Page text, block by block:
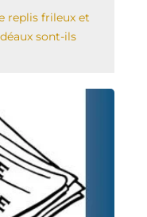
replis frileux et
sont-ils